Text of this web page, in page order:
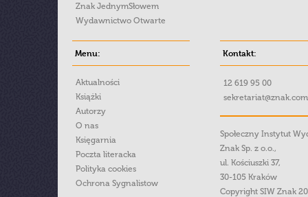
Znak JednymSłowem
Wydawnictwo Otwarte
Menu:
Aktualności
Książki
Autorzy
O nas
Księgarnia
Poczta literacka
Polityka cookies
Ochrona Sygnalistow
Kontakt:
12 619 95 00
Społeczny Instytut
Znak Sp. z o.o.,
ul. Kościuszki 37,
30-105 Kraków
Copyright SIW Znak